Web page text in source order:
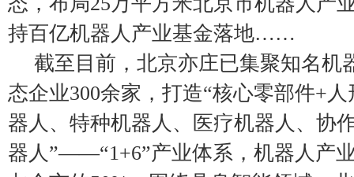
持百亿机器人产业基金落地……
截至目前，北京亦庄已集聚知名机
态企业300余家，打造“核心零部件+
器人、特种机器人、医疗机器人、协
器人”——“1+6”产业体系，机器人产